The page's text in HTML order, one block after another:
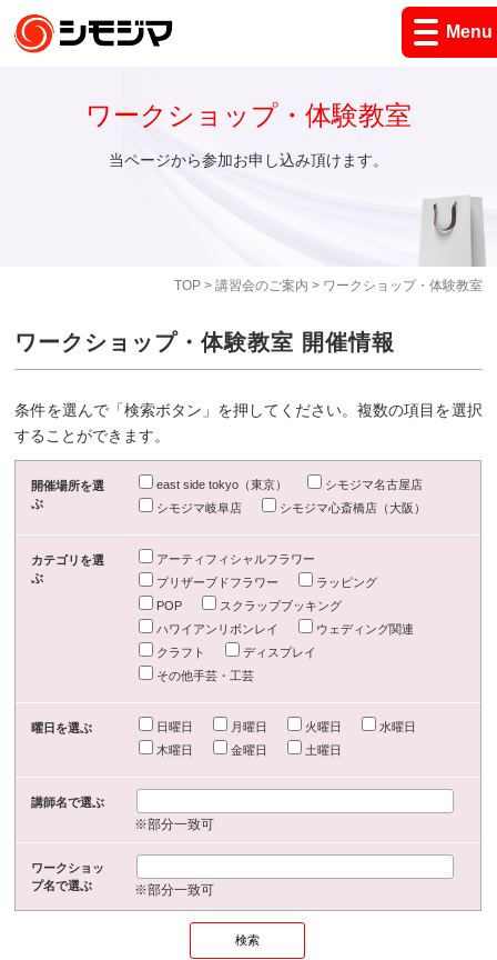
Menu
TOP> 講習会のご案内 > ワークショップ・体験教室
ワークショップ・体験教室
当ページから参加お申し込み頂けます。
ワークショップ・体験教室 開催情報
条件を選んで「検索ボタン」を押してください。複数の項目を選択
することができます。
開催場所を選
ぶ
east side tokyo（東京）
シモジマ名古屋店
シモジマ岐阜店
シモジマ心斎橋店（大阪）
カテゴリを選
ぶ
アーティフィシャルフラワー
プリザーブドフラワー
ラッピング
POP
スクラップブッキング
ハワイアンリボンレイ
ウェディング関連
クラフト
ディスプレイ
その他手芸・工芸
曜日を選ぶ 日曜日 月曜日 火曜日
水曜日
木曜日
金曜日 土曜日
講師名で選ぶ
※部分一致可
ワークショッ
プ名で選ぶ
※部分一致可